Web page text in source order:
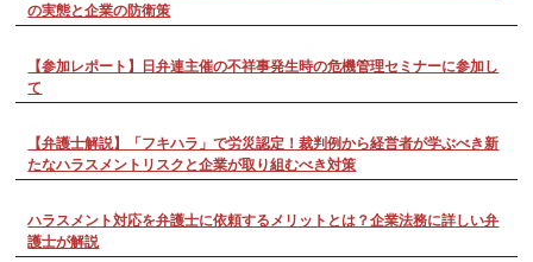
の実態と企業の防衛策
【参加レポート】日弁連主催の不祥事発生時の危機管理セミナーに参加し
て
【弁護士解説】「フキハラ」で労災認定！裁判例から経営者が学ぶべき新
たなハラスメントリスクと企業が取り組むべき対策
ハラスメント対応を弁護士に依頼するメリットとは？企業法務に詳しい弁
護士が解説